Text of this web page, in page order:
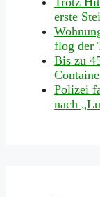
erste
flog der
Bis zu
Polizei
nach